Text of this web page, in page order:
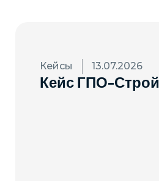
Кейсы 13.07.2026
Кейс ГПО-Строй